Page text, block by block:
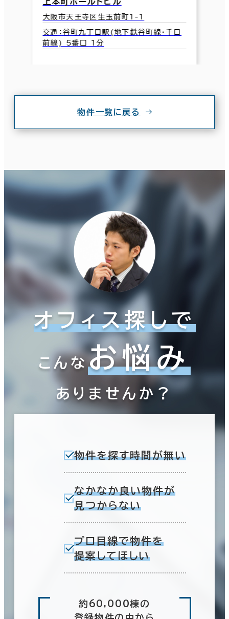
大阪市天王寺区生玉前町1-1
交通：谷町九丁目駅(地下鉄谷町線･千日
前線) 5番口 1分
物件一覧に戻る
オフィス探しで
こんなお悩み
ありませんか？
物件を探す時間が無い
なかなか良い物件が
見つからない
プロ目線で物件を
提案してほしい
約60,000棟の